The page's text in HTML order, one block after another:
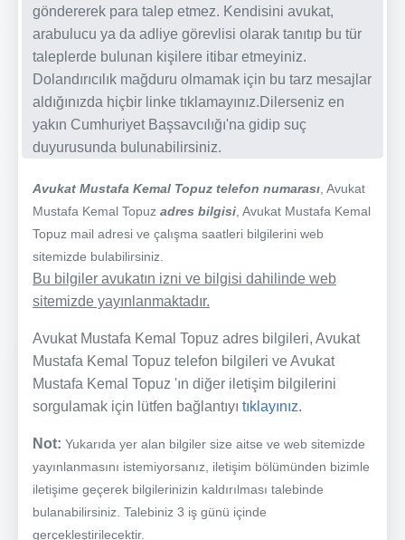
göndererek para talep etmez. Kendisini avukat,
arabulucu ya da adliye görevlisi olarak tanıtıp bu tür
taleplerde bulunan kişilere itibar etmeyiniz.
Dolandırıcılık mağduru olmamak için bu tarz mesajlar
aldığınızda hiçbir linke tıklamayınız.Dilerseniz en
yakın Cumhuriyet Başsavcılığı'na gidip suç
duyurusunda bulunabilirsiniz.
Avukat Mustafa Kemal Topuz telefon numarası , Avukat
Mustafa Kemal Topuz adres bilgisi , Avukat Mustafa Kemal
Topuz mail adresi ve çalışma saatleri bilgilerini web
sitemizde bulabilirsiniz.
Bu bilgiler avukatın izni ve bilgisi dahilinde web
sitemizde yayınlanmaktadır.
Avukat Mustafa Kemal Topuz adres bilgileri, Avukat
Mustafa Kemal Topuz telefon bilgileri ve Avukat
Mustafa Kemal Topuz 'ın diğer iletişim bilgilerini
sorgulamak için lütfen bağlantıyı tıklayınız.
Not: Yukarıda yer alan bilgiler size aitse ve web sitemizde
yayınlanmasını istemiyorsanız, iletişim bölümünden bizimle
iletişime geçerek bilgilerinizin kaldırılması talebinde
bulanabilirsiniz. Talebiniz 3 iş günü içinde
gerçekleştirilecektir.